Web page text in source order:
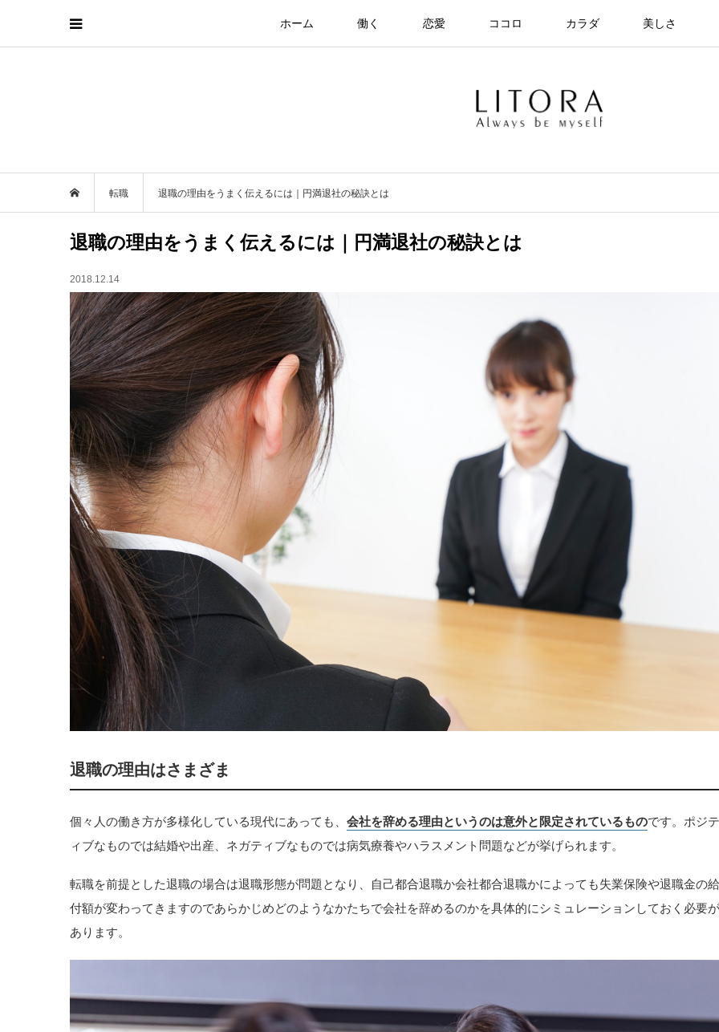
ホーム 働く 恋愛 ココロ カラダ 美しさ
転職 退職の理由をうまく伝えるには｜円満退社の秘訣とは
退職の理由をうまく伝えるには｜円満退社の秘訣とは
2018.12.14
退職の理由はさまざま
個々人の働き方が多様化している現代にあっても、 会社を辞める理由というのは意外と限定されているものです。ポジテ
ィブなものでは結婚や出産、ネガティブなものでは病気療養やハラスメント問題などが挙げられます。
転職を前提とした退職の場合は退職形態が問題となり、自己都合退職か会社都合退職かによっても失業保険や退職金の給
付額が変わってきますのであらかじめどのようなかたちで会社を辞めるのかを具体的にシミュレーションしておく必要が
あります。